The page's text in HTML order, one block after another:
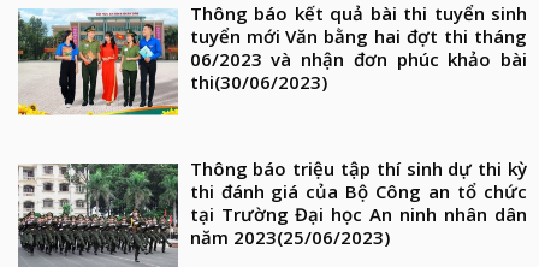
Thông báo kết quả bài thi tuyển sinh
tuyển mới Văn bằng hai đợt thi tháng
06/2023 và nhận đơn phúc khảo bài
thi(30/06/2023)
Thông báo triệu tập thí sinh dự thi kỳ
thi đánh giá của Bộ Công an tổ chức
tại Trường Đại học An ninh nhân dân
năm 2023(25/06/2023)